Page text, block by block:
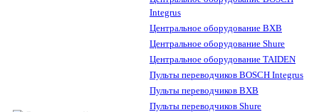
Integrus
Центральное оборудование BXB
Центральное оборудование Shure
Центральное оборудование TAIDEN
Пульты переводчиков BOSCH Integrus
Пульты переводчиков BXB
Пульты переводчиков Shure